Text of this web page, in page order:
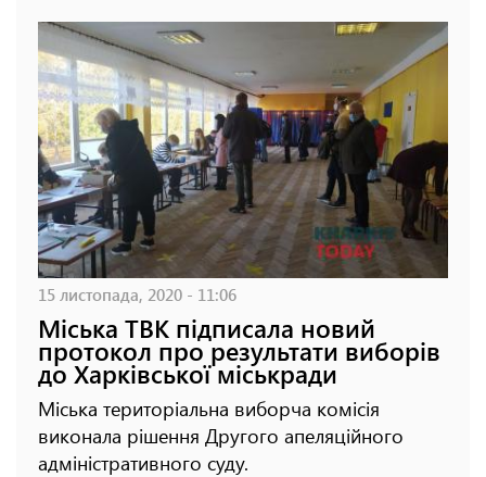
15 листопада, 2020 - 11:06
Міська ТВК підписала новий
протокол про результати виборів
до Харківської міськради
Міська територіальна виборча комісія
виконала рішення Другого апеляційного
адміністративного суду.